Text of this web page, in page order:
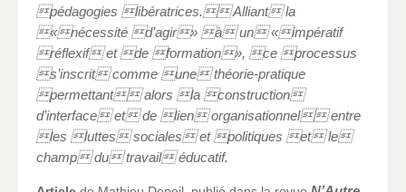
pédagogies libératrices. Alliant la
«nécessité d’agir» à un «impératif
réflexif et de formation», ce processus
s’inscrit comme une théorie-pratique
permettant alors la construction
d’interface et de lien organisationnel entre
les luttes sociales et politiques et le
champ du travail éducatif.